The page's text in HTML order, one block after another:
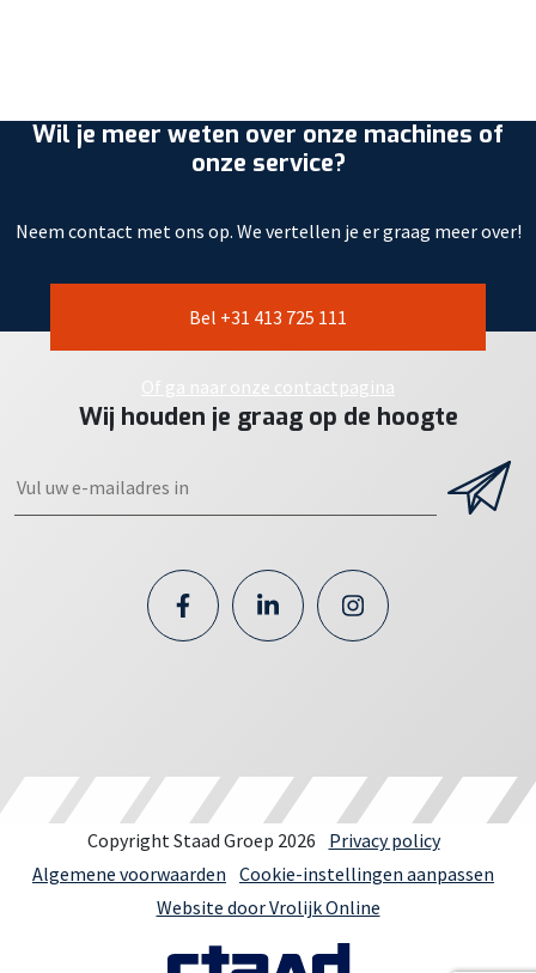
Wil je meer weten over onze machines of
onze service?
Neem contact met ons op. We vertellen je er graag meer over!
Bel +31 413 725 111
Of ga naar onze contactpagina
Wij houden je graag op de hoogte
Copyright Staad Groep 2026
Privacy policy
Algemene voorwaarden Cookie-instellingen aanpassen
Website door Vrolijk Online